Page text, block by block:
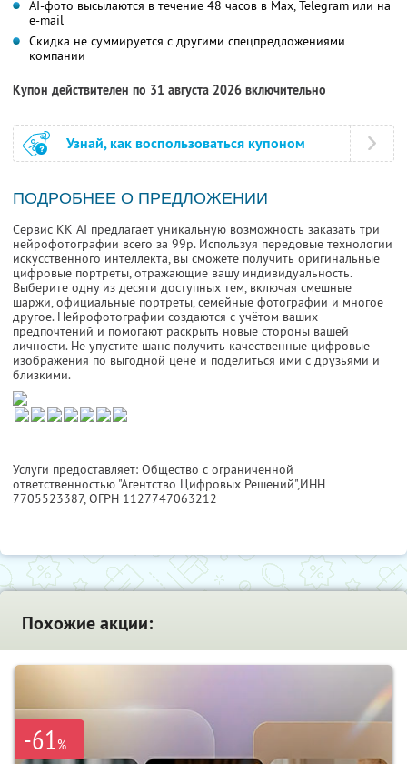
AI-фото высылаются в течение 48 часов в Max, Telegram или на
e-mail
Скидка не суммируется с другими спецпредложениями
компании
Купон действителен по 31 августа 2026 включительно
Узнай, как воспользоваться купоном
ПОДРОБНЕЕ О ПРЕДЛОЖЕНИИ
Сервис KK AI предлагает уникальную возможность заказать три
нейрофотографии всего за 99р. Используя передовые технологии
искусственного интеллекта, вы сможете получить оригинальные
цифровые портреты, отражающие вашу индивидуальность.
Выберите одну из десяти доступных тем, включая смешные
шаржи, официальные портреты, семейные фотографии и многое
другое. Нейрофотографии создаются с учётом ваших
предпочтений и помогают раскрыть новые стороны вашей
личности. Не упустите шанс получить качественные цифровые
изображения по выгодной цене и поделиться ими с друзьями и
близкими.
Услуги предоставляет: Общество с ограниченной
ответственностью "Агентство Цифровых Решений",ИНН
7705523387, ОГРН 1127747063212
Похожие акции:
-61%